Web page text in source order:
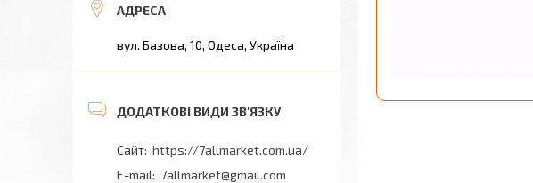
вул. Базова, 10, Одеса, Україна
https://7allmarket.com.ua/
7allmarket@gmail.com